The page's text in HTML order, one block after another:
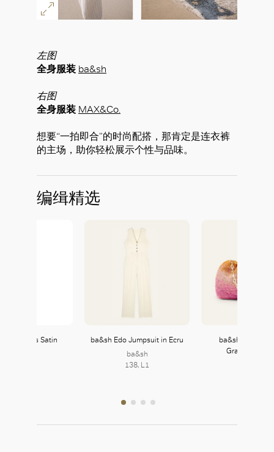
左图
全身服装 ba&sh
右图
全身服装 MAX&Co.
想要“一拍即合”的时尚配搭，那肯定是连衣裤
的主场，助你轻松展示个性与品味。
编缉精选
Envers Satin
ba&sh Edo Jumpsuit in Ecru
ba&sh
138, L1
ba&sh June
Gradient in